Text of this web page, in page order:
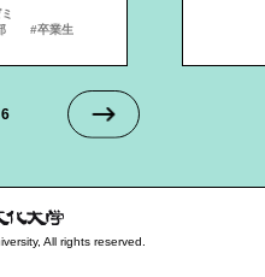
卒業生
6
All rights reserved.